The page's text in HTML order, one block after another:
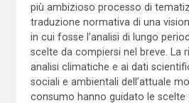
più ambizioso processo di
traduzione normativa di una
in cui fosse l’analisi di lungo
scelte da compiersi nel breve. La
analisi climatiche e ai dati
sociali e ambientali dell’attuale
consumo hanno guidato le scelte